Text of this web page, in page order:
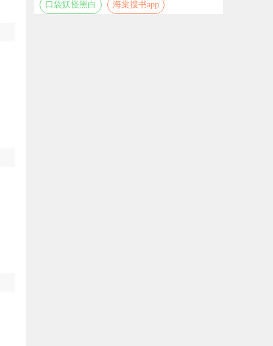
口袋妖怪黑白 海棠搜书app